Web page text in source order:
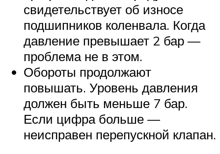
свидетельствует об износе
подшипников коленвала. Когда
давление превышает 2 бар —
проблема не в этом.
Обороты продолжают
повышать. Уровень давления
должен быть меньше 7 бар.
Если цифра больше —
неисправен перепускной клапан.